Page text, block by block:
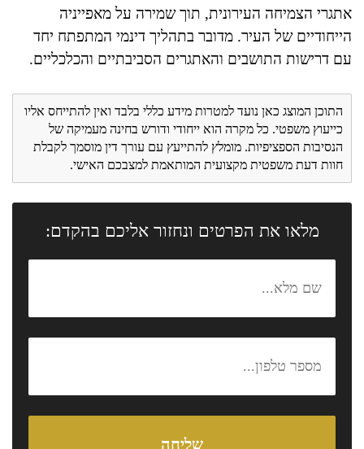
אתגרי הצמיחה העירונית, תוך שמירה על מאפייניה
הייחודיים של העיר. מדובר בתהליך דינמי המתפתח יחד
עם דרישות התושבים והאתגרים הסביבתיים והכלכליים.
התוכן המוצג כאן נועד למטרות מידע כללי בלבד ואין להתייחס אליו
כייעוץ משפטי. כל מקרה הוא ייחודי ודורש בחינה מעמיקה של
הנסיבות הספציפיות. מומלץ להתייעץ עם עורך דין מוסמך לקבלת
חוות דעת משפטית מקצועית המותאמת למצבכם האישי.
מלאו את הפרטים ונחזור אליכם בהקדם: